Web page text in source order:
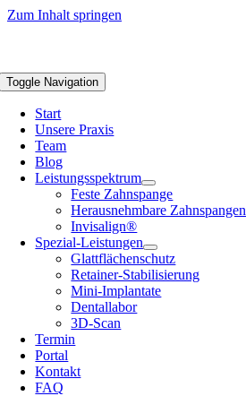
Zum Inhalt springen
Toggle Navigation
Start
Unsere Praxis
Team
Blog
Leistungsspektrum
Feste Zahnspange
Herausnehmbare Zahnspangen
Invisalign®
Spezial-Leistungen
Glattflächenschutz
Retainer-Stabilisierung
Mini-Implantate
Dentallabor
3D-Scan
Termin
Portal
Kontakt
FAQ